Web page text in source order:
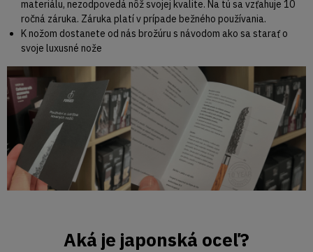
materiálu, nezodpovedá nôž svojej kvalite. Na tú sa vzťahuje 10
ročná záruka. Záruka platí v prípade bežného používania.
K nožom dostanete od nás brožúru s návodom ako sa starať o
svoje luxusné nože
Aká je japonská oceľ?